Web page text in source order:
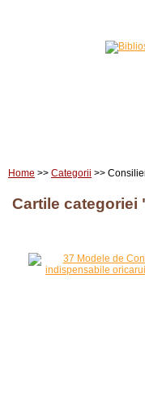
Home >> Categorii >>
Cartile categoriei